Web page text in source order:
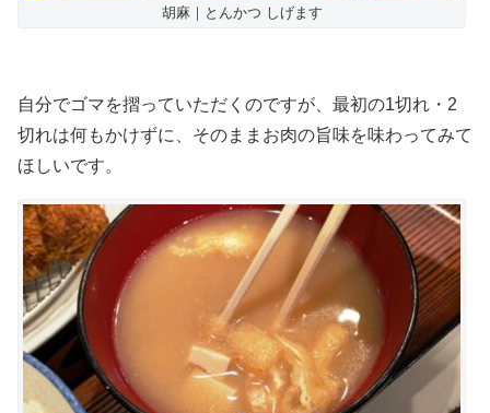
胡麻｜とんかつ しげます
自分でゴマを摺っていただくのですが、最初の1切れ・2
切れは何もかけずに、そのままお肉の旨味を味わってみて
ほしいです。